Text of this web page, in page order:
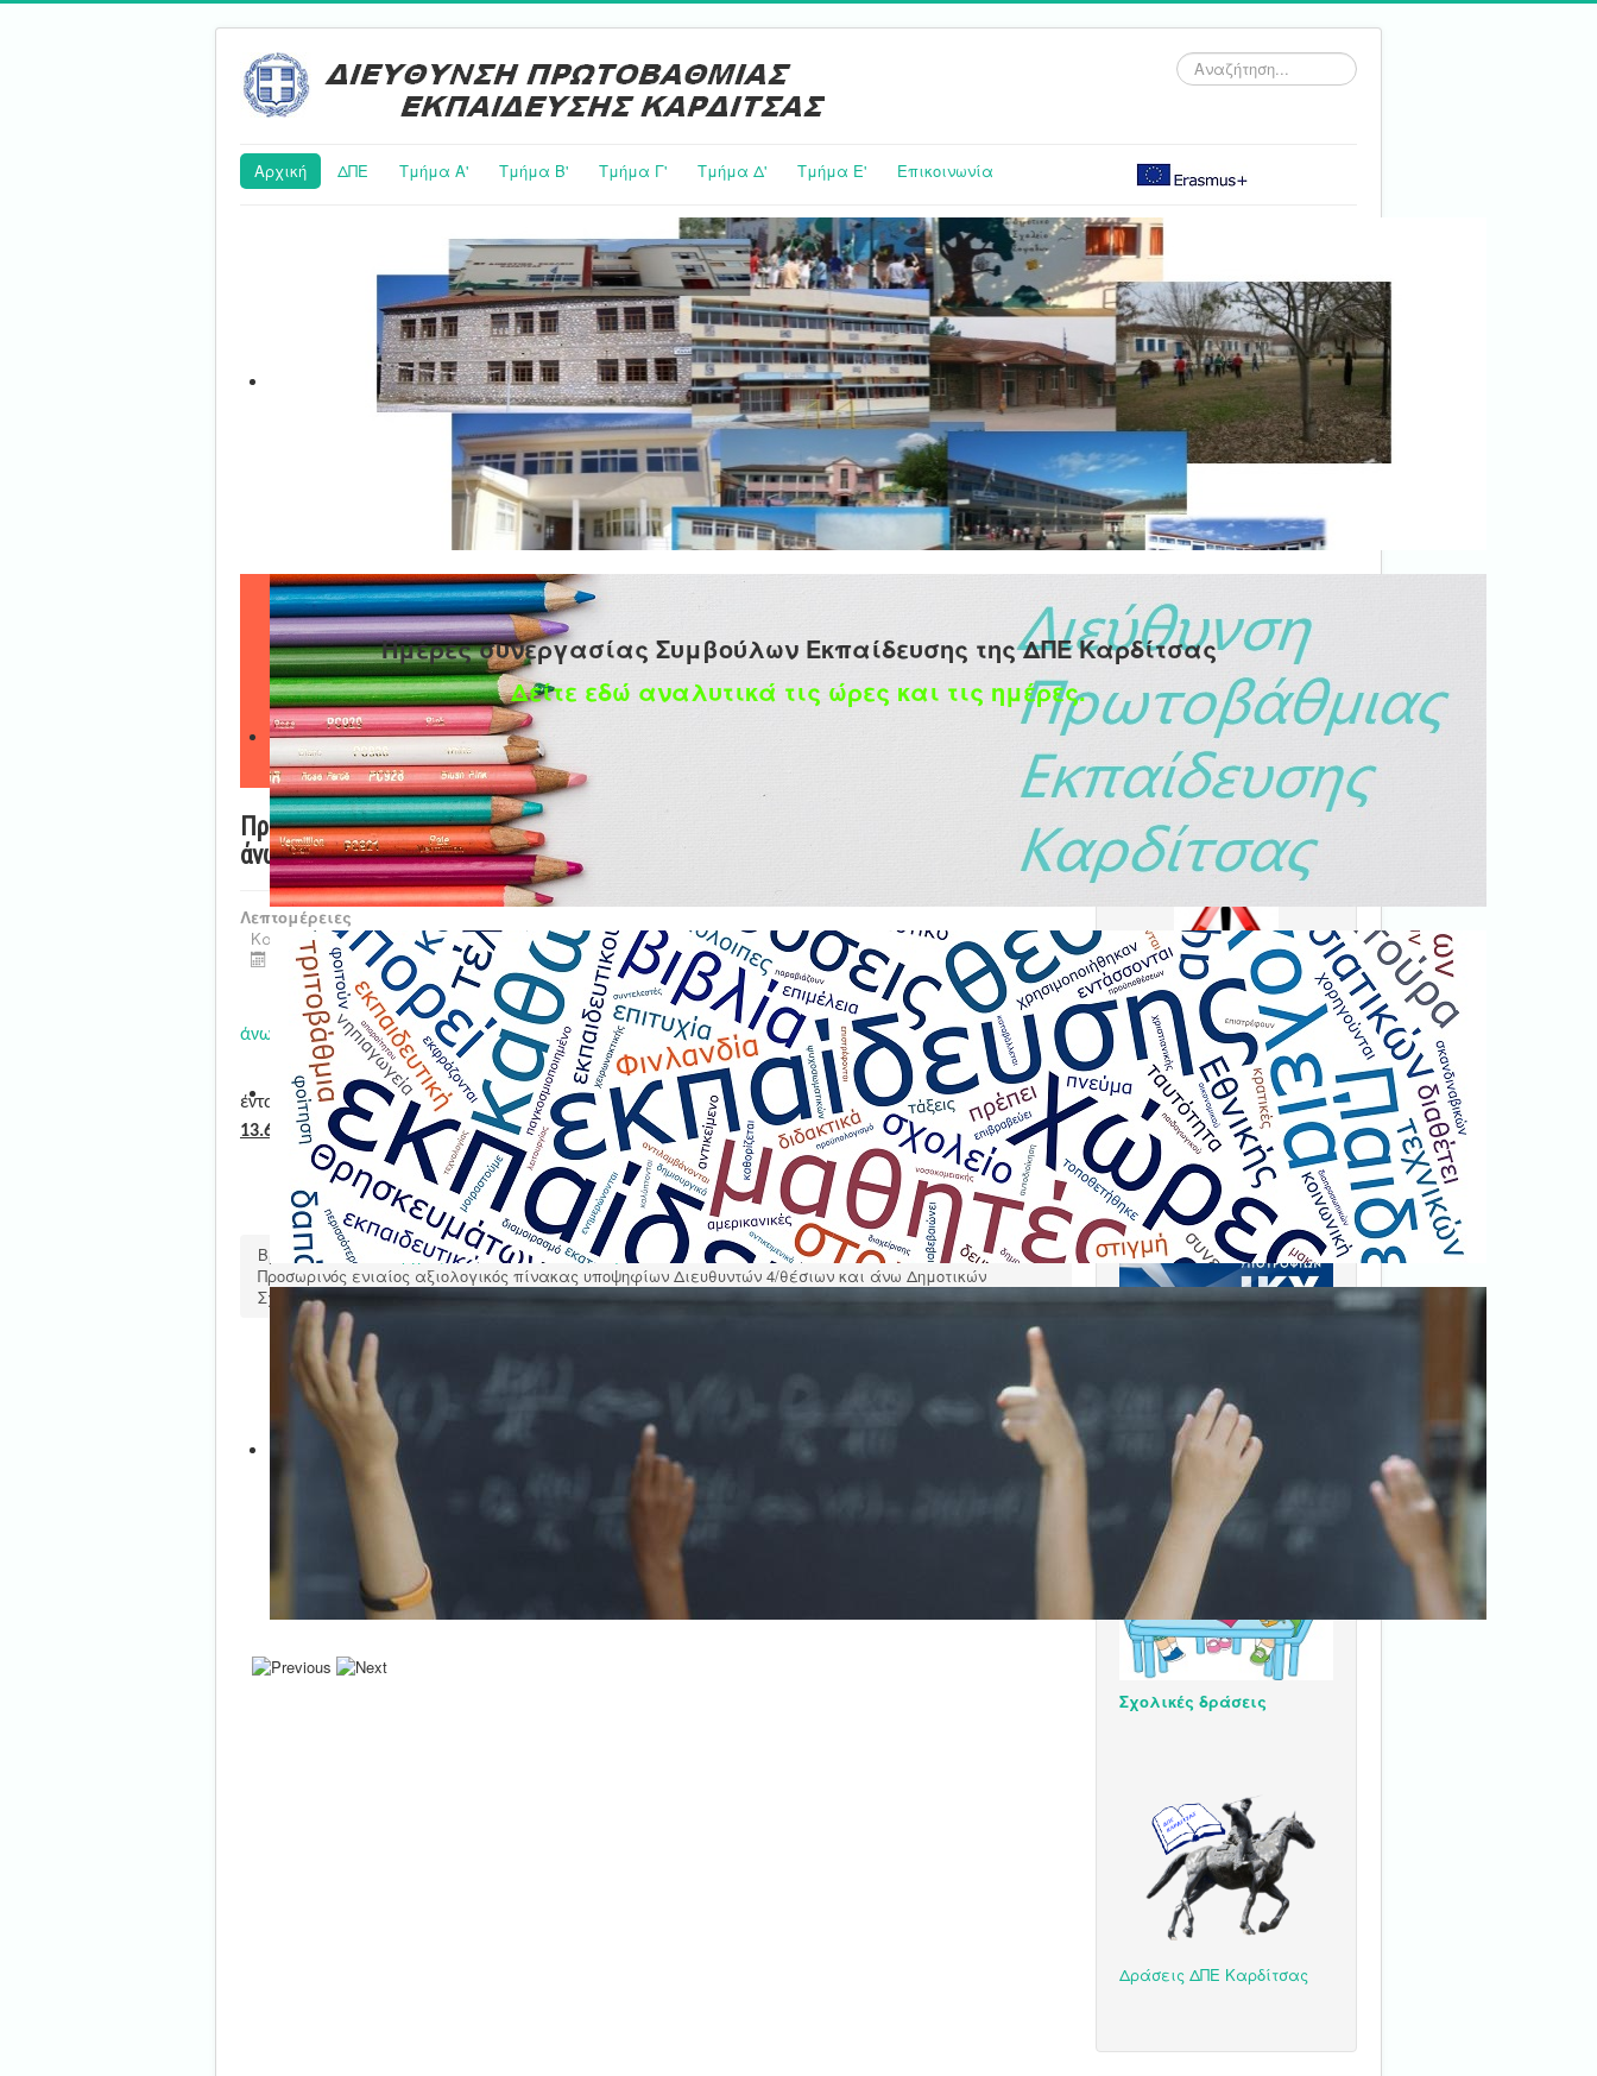
Αναζήτηση...
Αρχική ΔΠΕ Τμήμα Α' Τμήμα Β' Τμήμα Γ' Τμήμα Δ' Τμήμα E' Επικοινωνία
Ημέρες συνεργασίας Συμβούλων Εκπαίδευσης της ΔΠΕ Καρδίτσας
Δείτε εδώ αναλυτικά τις ώρες και τις ημέρες.
Προσωρινός ενιαίος αξιολογικός πίνακας υποψηφίων Διευθυντών 4/θέσιων και
άνω Δημοτικών Σχολείων
Λεπτομέρειες
Κατηγορία:Νέα - Ανακοινώσεις
Τελευταία ενημέρωση : 13 Ιουνίου 2017
Σας κοινοποιούμε τον
προσωρινό ενιαίο αξιολογικό πίνακα υποψηφίων Διευθυντών 4/θέσιων και
άνω Δημοτικών Σχολείων, κατά φθίνουσα σειρά μορίων.
Οι υποψήφιοι μπορούν να υποβάλλουν εγγράφωςένστασηγια λόγους που αφορούν τόσο στην
ένταξη όσο και στη μοριοδότηση, στο Διευρυμένο ΠΥΣΠΕ Επιλογής Στελεχών της Π.Ε. Καρδίτσας, από
13.6.2017
έως 15.6.2017και ώρα15:00.
Η Διευθύντρια Π.Ε. Καρδίτσας
Μητσιάδη Ευθυμία
Βρίσκεστε εδώ: Αρχική
Νέα-Ανακοινώσεις
Προσωρινός ενιαίος αξιολογικός πίνακας υποψηφίων Διευθυντών 4/θέσιων και άνω Δημοτικών
Σχολείων
Ψηφιακή βεβαίωση
εγγράφου
'Ολα τα έγγραφα προς τις
δημόσιες υπηρεσίες πρέπει
να είναι ψηφιακά
υπογεγραμμένα.
Ξεκινήστε εδώ.
Διαβάστε την αντίστοιχη
νομοθεσίαεδώ.
Erasmus+
Σχολικές δράσεις
Δράσεις ΔΠΕ Καρδίτσας